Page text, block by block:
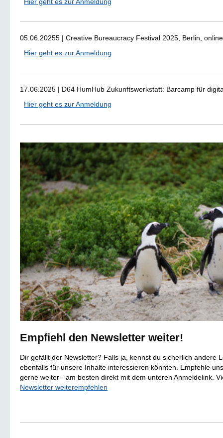
05.06.20255 | Creative Bureaucracy Festival 2025, Berlin, online
Hier geht es zur Anmeldung
17.06.2025 | D64 HumHub Zukunftswerkstatt: Barcamp für
Hier geht es zur Anmeldung
Empfiehl den Newsletter weiter!
Dir gefällt der Newsletter? Falls ja, kennst du sicherlich andere
ebenfalls für unsere Inhalte interessieren könnten. Empfehle
gerne weiter - am besten direkt mit dem unteren Anmeldelink.
Newsletter weiterempfehlen